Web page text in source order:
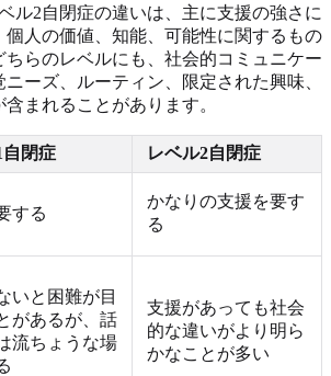
ル2自閉症の違いは、主に支援の強さに
個人の価値、知能、可能性に関するもの
ちらのレベルにも、社会的コミュニケー
ーズ、ルーティン、限定された興味、
まれることがあります。
自閉症
レベル2自閉症
する
かなりの支援を要す
る
いと困難が目
があるが、話
流ちょうな場
支援があっても社会
的な違いがより明ら
かなことが多い